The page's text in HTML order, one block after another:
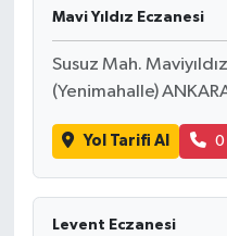
Mavi Yıldız Eczanesi
Susuz Mah.
(Yenimahalle)
Yol Tarifi Al 0
Levent Eczanesi